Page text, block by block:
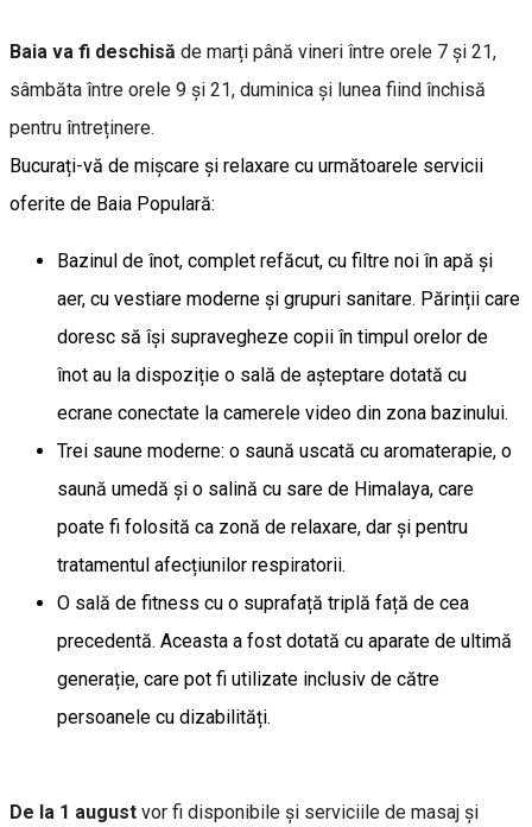
Baia va fi deschisă de marți până vineri între orele 7 și 21,
sâmbăta între orele 9 și 21, duminica și lunea fiind închisă
pentru întreținere.
Bucurați-vă de mișcare și relaxare cu următoarele servicii
oferite de Baia Populară:
Bazinul de înot, complet refăcut, cu filtre noi în apă și
aer, cu vestiare moderne și grupuri sanitare. Părinții care
doresc să își supravegheze copii în timpul orelor de
înot au la dispoziție o sală de așteptare dotată cu
ecrane conectate la camerele video din zona bazinului.
Trei saune moderne: o saună uscată cu aromaterapie, o
saună umedă și o salină cu sare de Himalaya, care
poate fi folosită ca zonă de relaxare, dar și pentru
tratamentul afecțiunilor respiratorii.
O sală de fitness cu o suprafață triplă față de cea
precedentă. Aceasta a fost dotată cu aparate de ultimă
generație, care pot fi utilizate inclusiv de către
persoanele cu dizabilități.
De la 1 august vor fi disponibile și serviciile de masaj și